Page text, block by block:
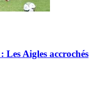
Aigles accrochés